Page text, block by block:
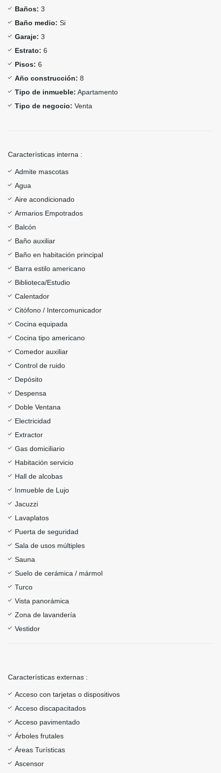
Baños: 3
Baño medio: Si
Garaje: 3
Estrato: 6
Pisos: 6
Año construcción: 8
Tipo de inmueble: Apartamento
Tipo de negocio: Venta
Características interna :
Admite mascotas
Agua
Aire acondicionado
Armarios Empotrados
Balcón
Baño auxiliar
Baño en habitación principal
Barra estilo americano
Biblioteca/Estudio
Calentador
Citófono / Intercomunicador
Cocina equipada
Cocina tipo americano
Comedor auxiliar
Control de ruido
Depósito
Despensa
Doble Ventana
Electricidad
Extractor
Gas domiciliario
Habitación servicio
Hall de alcobas
Inmueble de Lujo
Jacuzzi
Lavaplatos
Puerta de seguridad
Sala de usos múltiples
Sauna
Suelo de cerámica / mármol
Turco
Vista panorámica
Zona de lavandería
Vestidor
Características externas :
Acceso con tarjetas o dispositivos
Acceso discapacitados
Acceso pavimentado
Árboles frutales
Áreas Turísticas
Ascensor